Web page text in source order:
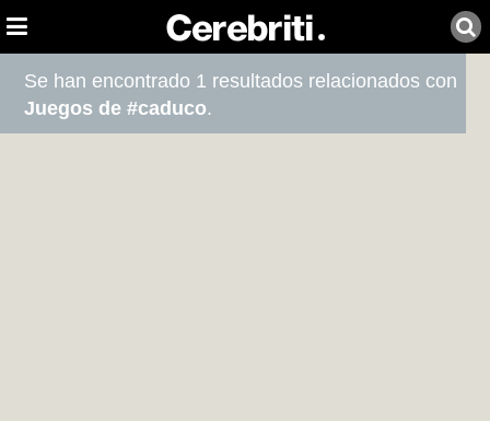
Se han encontrado 1 resultados relacionados con
Juegos de #caduco.